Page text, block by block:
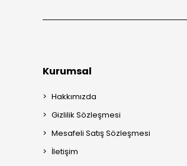
Kurumsal
Hakkımızda
Gizlilik Sözleşmesi
Mesafeli Satış Sözleşmesi
İletişim